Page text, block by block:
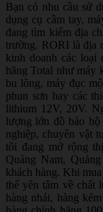
Bạn có nhu cầu sử
dụng cụ cầm tay,
đang tìm kiếm địa
trường. RORI là địa
kinh doanh các loại
hãng Total như máy
bu lông, máy đục
phun sơn hay các
lithium 12V, 20V.
lượng lớn đồ bảo
nghiệp, chuyên vật
tôi đang mở rộng
Quảng Nam,
khách hàng. Khi
thể yên tâm về chất
hàng nhái, hàng